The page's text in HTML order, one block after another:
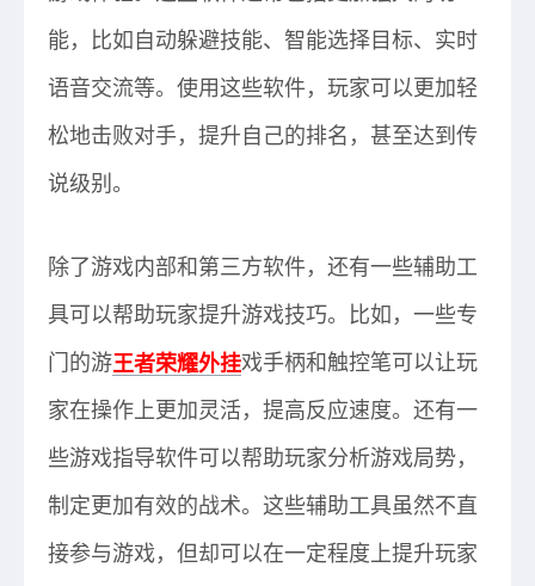
能，比如自动躲避技能、智能选择目标、实时
语音交流等。使用这些软件，玩家可以更加轻
松地击败对手，提升自己的排名，甚至达到传
说级别。
除了游戏内部和第三方软件，还有一些辅助工
具可以帮助玩家提升游戏技巧。比如，一些专
门的游王者荣耀外挂戏手柄和触控笔可以让玩
家在操作上更加灵活，提高反应速度。还有一
些游戏指导软件可以帮助玩家分析游戏局势，
制定更加有效的战术。这些辅助工具虽然不直
接参与游戏，但却可以在一定程度上提升玩家